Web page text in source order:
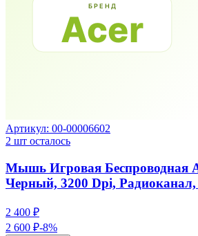
Артикул: 00-00006602
2 шт осталось
Мышь Игровая Беспроводная
Черный, 3200 Dpi,
2 400 ₽
2 600 ₽-8%